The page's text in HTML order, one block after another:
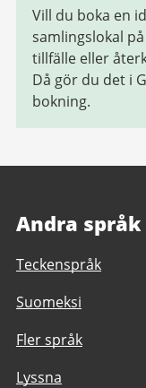
Vill du boka en
samlingslokal
tillfälle eller
Då gör du det i
bokning.
Andra språk
Teckenspråk
Suomeksi
Fler språk
Lyssna